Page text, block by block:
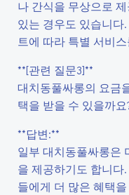
나 간식을 무상으로
있는 경우도 있습니다
트에 따라 특별 서비
**[관련 질문3]**
대치동풀싸롱의 요금
택을 받을 수 있을까요
**답변:**
일부 대치동풀싸롱은
을 제공하기도 합니다
들에게 더 많은 혜택